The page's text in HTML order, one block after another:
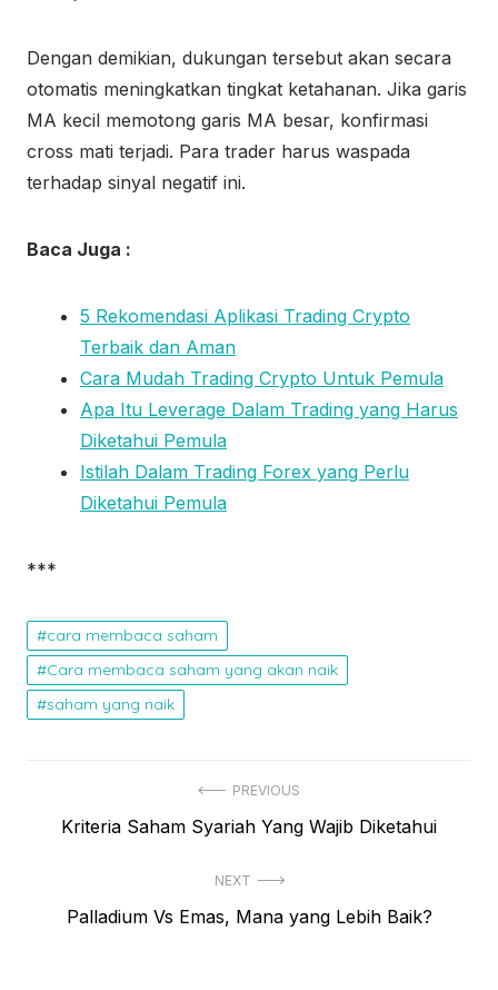
Dengan demikian, dukungan tersebut akan secara
otomatis meningkatkan tingkat ketahanan. Jika garis
MA kecil memotong garis MA besar, konfirmasi
cross mati terjadi. Para trader harus waspada
terhadap sinyal negatif ini.
Baca Juga :
5 Rekomendasi Aplikasi Trading Crypto
Terbaik dan Aman
Cara Mudah Trading Crypto Untuk Pemula
Apa Itu Leverage Dalam Trading yang Harus
Diketahui Pemula
Istilah Dalam Trading Forex yang Perlu
Diketahui Pemula
***
cara membaca saham
Cara membaca saham yang akan naik
saham yang naik
PREVIOUS
P
v
Kriteria Saham Syariah Yang Wajib Diketahui
NEXT
N
Palladium Vs Emas, Mana yang Lebih Baik?